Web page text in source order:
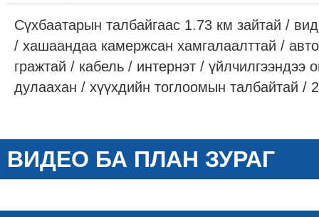
Сүхбаатарын талбайгаас 1.73 км зайтай /
/ хашаандаа камержсан хамгалаалттай /
гражтай / кабель / интернэт / үйлчилгээндээ
дулаахан / хүүхдийн тоглоомын талбайтай /
ВИДЕО БА ПЛАН ЗУРАГ